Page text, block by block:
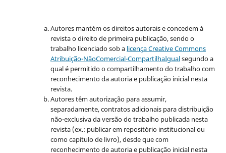
Autores mantém os direitos autorais e concedem à
revista o direito de primeira publicação, sendo o
trabalho licenciado sob a licença Creative Commons
Atribuição-NãoComercial-CompartilhaIgualsegundo a
qual é permitido o compartilhamento do trabalho com
reconhecimento da autoria e publicação inicial nesta
revista.
Autores têm autorização para assumir,
separadamente, contratos adicionais para distribuição
não-exclusiva da versão do trabalho publicada nesta
revista (ex.: publicar em repositório institucional ou
como capítulo de livro), desde que com
reconhecimento de autoria e publicação inicial nesta